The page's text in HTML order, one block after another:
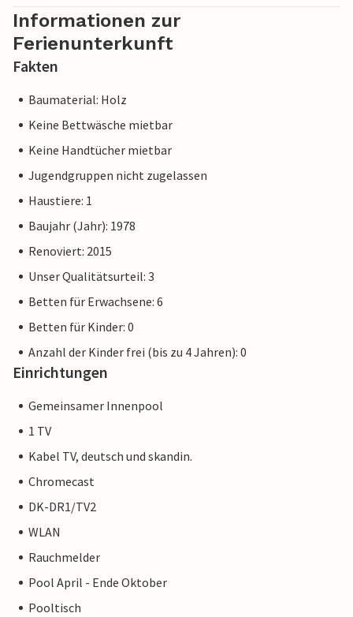
Informationen zur
Ferienunterkunft
Fakten
Baumaterial: Holz
Keine Bettwäsche mietbar
Keine Handtücher mietbar
Jugendgruppen nicht zugelassen
Haustiere: 1
Baujahr (Jahr): 1978
Renoviert: 2015
Unser Qualitätsurteil: 3
Betten für Erwachsene: 6
Betten für Kinder: 0
Anzahl der Kinder frei (bis zu 4 Jahren): 0
Einrichtungen
Gemeinsamer Innenpool
1 TV
Kabel TV, deutsch und skandin.
Chromecast
DK-DR1/TV2
WLAN
Rauchmelder
Pool April - Ende Oktober
Pooltisch